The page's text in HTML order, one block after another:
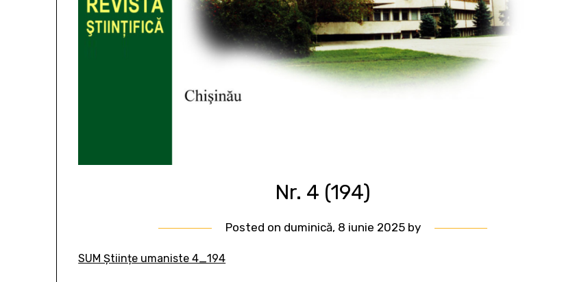
Nr. 4 (194)
Posted on duminică, 8 iunie 2025by
SUM Științe umaniste 4_194